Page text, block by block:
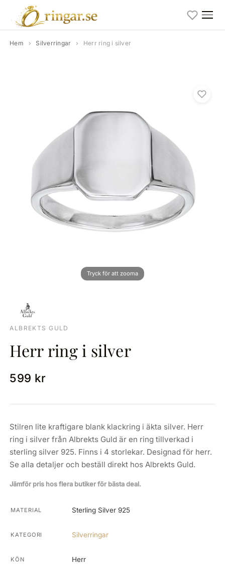
Hem › Silverringar › Herr ring i silver
ALBREKTS GULD
Herr ring i silver
599 kr
Stilren lite kraftigare blank klackring i äkta silver. Herr
ring i silver från Albrekts Guld är en ring tillverkad i
sterling silver 925. Finns i 4 storlekar. Designad för herr.
Se alla detaljer och beställ direkt hos Albrekts Guld.
Jämför pris hos flera butiker för bästa deal.
MATERIAL Sterling Silver 925
KATEGORI Silverringar
KÖN Herr